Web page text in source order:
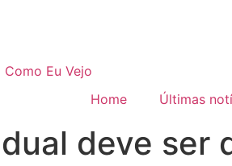
Home Últimas
deve ser